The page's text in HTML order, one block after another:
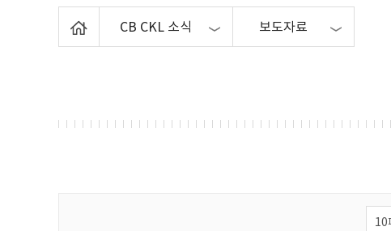
CB CKL 소식 보도자료